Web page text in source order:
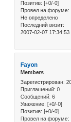
Позитив: [+0/-0]
Провел на форуме:
Не определено
Последний визит:
2007-02-07 17:34:53
Fayon
Members
Зарегистрирован:
Приглашений: 0
Сообщений: 6
Уважение: [+0/-0]
Позитив: [+0/-0]
Провел на форуме: